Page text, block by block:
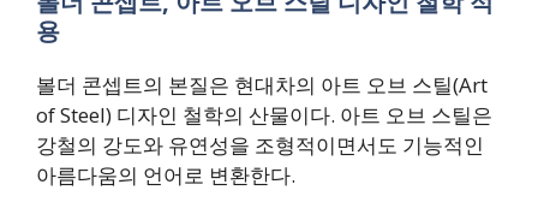
용
볼더 콘셉트의 본질은 현대차의 아트 오브 스틸(Art
of Steel) 디자인 철학의 산물이다. 아트 오브 스틸은
강철의 강도와 유연성을 조형적이면서도 기능적인
아름다움의 언어로 변환한다.